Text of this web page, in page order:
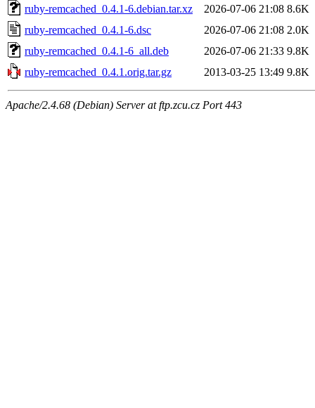
ruby-remcached_0.4.1-6.debian.tar.xz
2026-07-06 21:08 8.6K
ruby-remcached_0.4.1-6.dsc
2026-07-06 21:08 2.0K
ruby-remcached_0.4.1-6_all.deb
2026-07-06 21:33 9.8K
ruby-remcached_0.4.1.orig.tar.gz
2013-03-25 13:49 9.8K
Apache/2.4.68 (Debian) Server at ftp.zcu.cz Port 443